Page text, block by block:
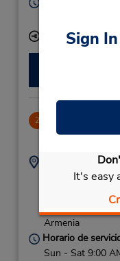
Sign
It's easy
Sun - Sat 9:00
Ubicación para
2 Yerevan
7.45 millas
Dirección:
Zvartnotz Airport,
Malta-Sebastia ,
Armenia
Horario de
Sun - Sat 9:00